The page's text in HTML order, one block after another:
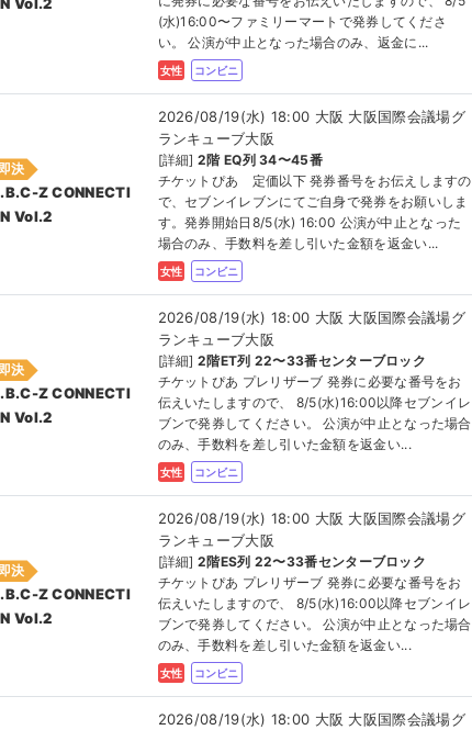
Vol.2
(水)16:00〜ファミリーマートで発券してくださ
い。 公演が中止となった場合のみ、返金に...
女性 コンビニ
決
Z CONNECTI
Vol.2
2026/08/19(水) 18:00 大阪 大阪国際会議場グ
ランキューブ大阪
[詳細]2階 EQ列 34〜45番
チケットぴあ 定価以下 発券番号をお伝えしますの
で、セブンイレブンにてご自身で発券をお願いしま
す。発券開始日8/5(水) 16:00 公演が中止となった
場合のみ、手数料を差し引いた金額を返金い...
女性 コンビニ
決
Z CONNECTI
Vol.2
2026/08/19(水) 18:00 大阪 大阪国際会議場グ
ランキューブ大阪
[詳細]2階ET列 22〜33番センターブロック
チケットぴあ プレリザーブ 発券に必要な番号をお
伝えいたしますので、 8/5(水)16:00以降セブンイレ
ブンで発券してください。 公演が中止となった場合
のみ、手数料を差し引いた金額を返金い...
女性 コンビニ
決
Z CONNECTI
Vol.2
2026/08/19(水) 18:00 大阪 大阪国際会議場グ
ランキューブ大阪
[詳細]2階ES列 22〜33番センターブロック
チケットぴあ プレリザーブ 発券に必要な番号をお
伝えいたしますので、 8/5(水)16:00以降セブンイレ
ブンで発券してください。 公演が中止となった場合
のみ、手数料を差し引いた金額を返金い...
女性 コンビニ
2026/08/19(水) 18:00 大阪 大阪国際会議場グ